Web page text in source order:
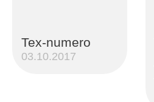
Tex-numero
03.10.2017